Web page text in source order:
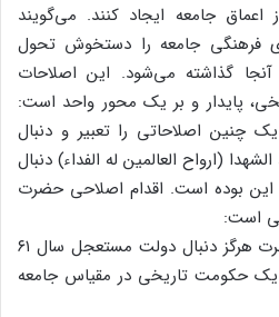
اعماق جامعه ایجاد کنند. می‌گویند
فرهنگی جامعه را دستخوش تحول
آنجا گذاشته می‌شود. این اصلاحات
پایدار و بر یک محور واحد است:
چنین اصلاحاتی را تعبیر و دنبال
(ارواح العالمین له الفداء) دنبال
این بوده است. اقدام اصلاحی حضرت
است:
۱. اصلاحی است تاریخی. حضرت هرگز دنبال دولت مستعجل سال ۶۱
یک حکومت تاریخی در مقیاس جامعه